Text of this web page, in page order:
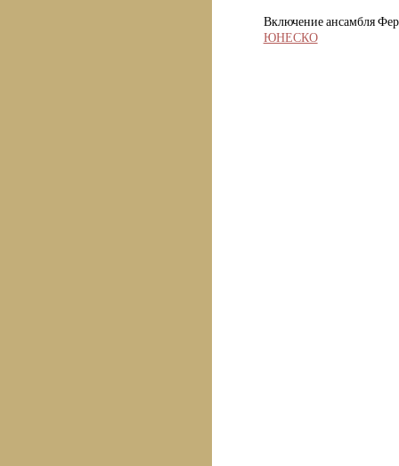
Включение ансамбля
ЮНЕСКО